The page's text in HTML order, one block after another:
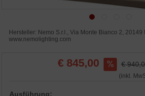
Hersteller: Nemo S.r.l., Via Monte Bianco 2, 20149
www.nemolighting.com
€ 845,00 €
(inkl.
Ausführung: